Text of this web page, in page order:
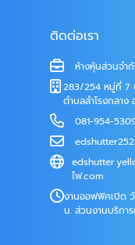
ติดต่อเรา
ห้างหุ้นส่วนจำ
283/254 หมู่ที่ 7
ตำบลสำโรงกลาง
081-954-
ไฟ.com
งานออฟฟิศเปิด
น. ส่วนงานบริกา